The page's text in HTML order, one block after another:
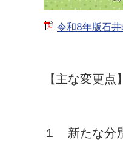
令和8年版石
【主な変更点】
１ 新たな分